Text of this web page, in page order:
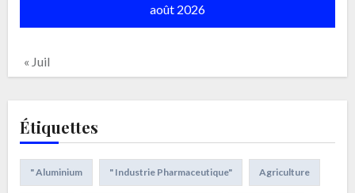
août 2026
« Juil
Étiquettes
" Aluminium " Industrie Pharmaceutique" Agriculture